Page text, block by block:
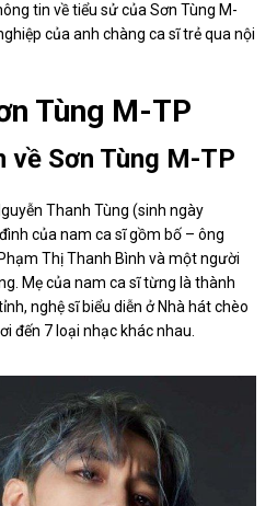
tin về tiểu sử của Sơn Tùng M-
của anh chàng ca sĩ trẻ qua nội
Tùng M-TP
về Sơn Tùng M-TP
Thanh Tùng (sinh ngày
của nam ca sĩ gồm bố – ông
Thị Thanh Bình và một người
Mẹ của nam ca sĩ từng là thành
nghệ sĩ biểu diễn ở Nhà hát chèo
đến 7 loại nhạc khác nhau.